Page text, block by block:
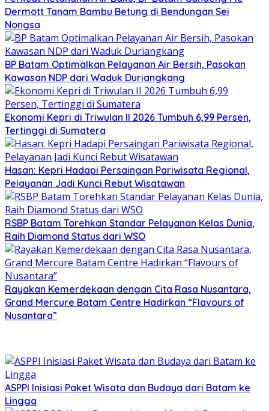
Dermott Tanam Bambu Betung di Bendungan Sei
Nongsa
BP Batam Optimalkan Pelayanan Air Bersih, Pasokan
Kawasan NDP dari Waduk Duriangkang
Ekonomi Kepri di Triwulan II 2026 Tumbuh 6,99 Persen,
Tertinggi di Sumatera
Hasan: Kepri Hadapi Persaingan Pariwisata Regional,
Pelayanan Jadi Kunci Rebut Wisatawan
RSBP Batam Torehkan Standar Pelayanan Kelas Dunia,
Raih Diamond Status dari WSO
Rayakan Kemerdekaan dengan Cita Rasa Nusantara,
Grand Mercure Batam Centre Hadirkan “Flavours of
Nusantara”
ASPPI Inisiasi Paket Wisata dan Budaya dari Batam ke
Lingga